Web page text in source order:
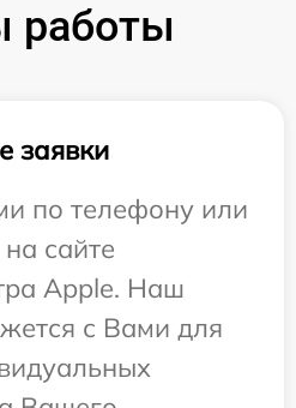
работы
заявки
по телефону или
сайте
Apple. Наш
с Вами для